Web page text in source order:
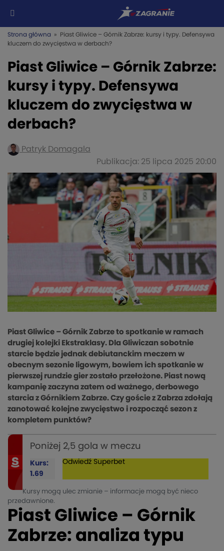
Strona główna » Piast Gliwice – Górnik Zabrze: kursy i typy. Defensywa
kluczem do zwycięstwa w derbach?
Piast Gliwice – Górnik Zabrze:
kursy i typy. Defensywa
kluczem do zwycięstwa w
derbach?
Patryk Domagala
Publikacja: 25 lipca 2025 20:00
Piast Gliwice – Górnik Zabrze to spotkanie w ramach
drugiej kolejki Ekstraklasy. Dla Gliwiczan sobotnie
starcie będzie jednak debiutanckim meczem w
obecnym sezonie ligowym, bowiem ich spotkanie w
pierwszej rundzie gier zostało przełożone. Piast nową
kampanię zaczyna zatem od ważnego, derbowego
starcia z Górnikiem Zabrze. Czy goście z Zabrza zdołają
zanotować kolejne zwycięstwo i rozpocząć sezon z
kompletem punktów?
Poniżej 2,5 gola w meczu
Kurs:
1.69
Odwiedź Superbet
Kursy mogą ulec zmianie – informacje mogą być nieco
przedawnione.
Piast Gliwice – Górnik
Zabrze: analiza typu